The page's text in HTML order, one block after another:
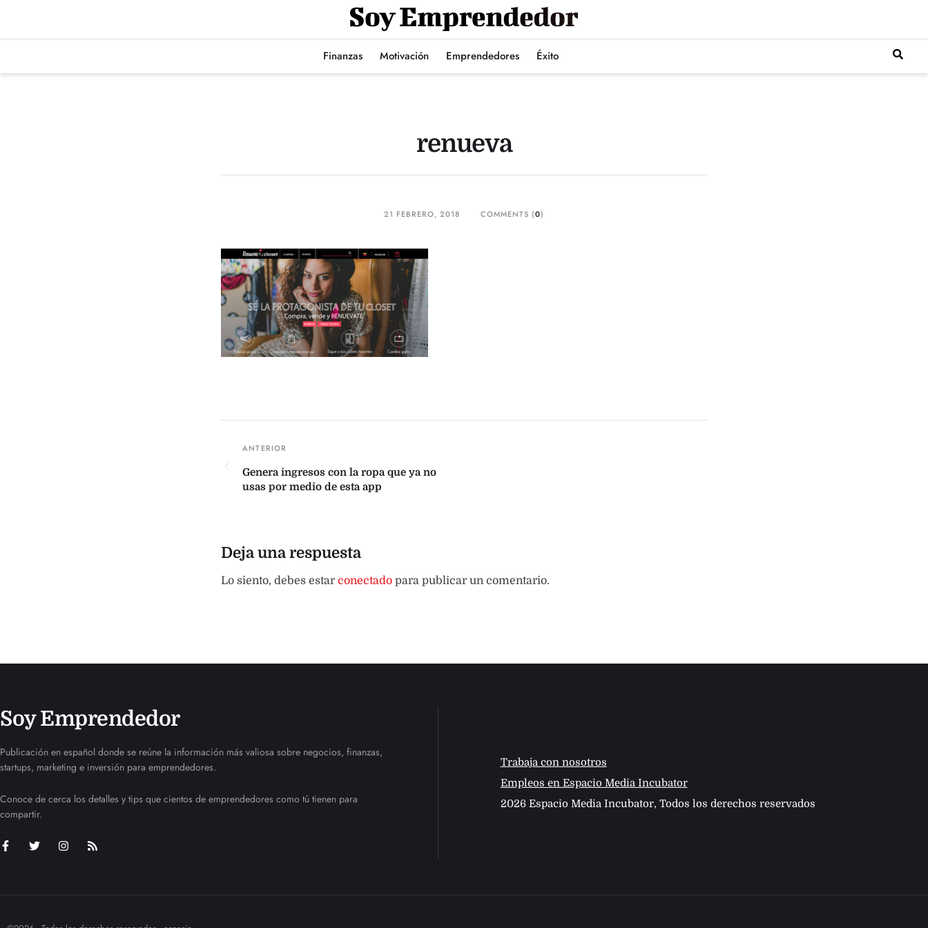
Finanzas Motivación Emprendedores Éxito
renueva
21 FEBRERO, 2018 COMMENTS (0)
Genera ingresos con la ropa que ya no
usas por medio de esta app
Deja una respuesta
Lo siento, debes estar conectado para publicar un comentario.
Soy Emprendedor
Publicación en español donde se reúne la información más valiosa sobre negocios, finanzas,
startups, marketing e inversión para emprendedores.
Conoce de cerca los detalles y tips que cientos de emprendedores como tú tienen para
compartir.
Trabaja con nosotros
Empleos en Espacio Media Incubator
2026 Espacio Media Incubator, Todos los derechos reservados